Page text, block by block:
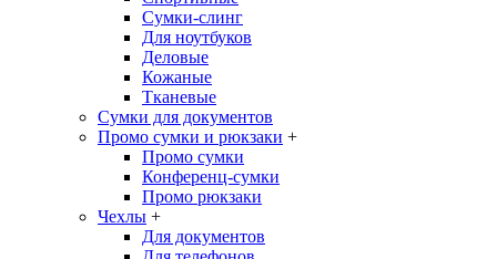
Сумки-слинг
Для ноутбуков
Деловые
Кожаные
Тканевые
Сумки для документов
Промо сумки и рюкзаки +
Промо сумки
Конференц-сумки
Промо рюкзаки
Чехлы +
Для документов